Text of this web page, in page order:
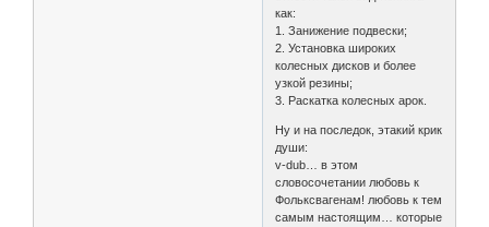
как:
1. Занижение подвески;
2. Установка широких
колесных дисков и более
узкой резины;
3. Раскатка колесных арок.
Ну и на последок, этакий крик
души:
v-dub… в этом
словосочетании любовь к
Фольксвагенам! любовь к тем
самым настоящим… которые